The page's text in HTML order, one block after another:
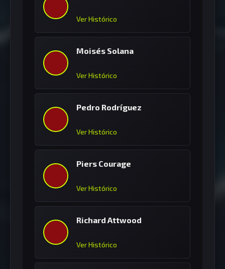
Ver Histórico
Moisés Solana
Ver Histórico
Pedro Rodríguez
Ver Histórico
Piers Courage
Ver Histórico
Richard Attwood
Ver Histórico